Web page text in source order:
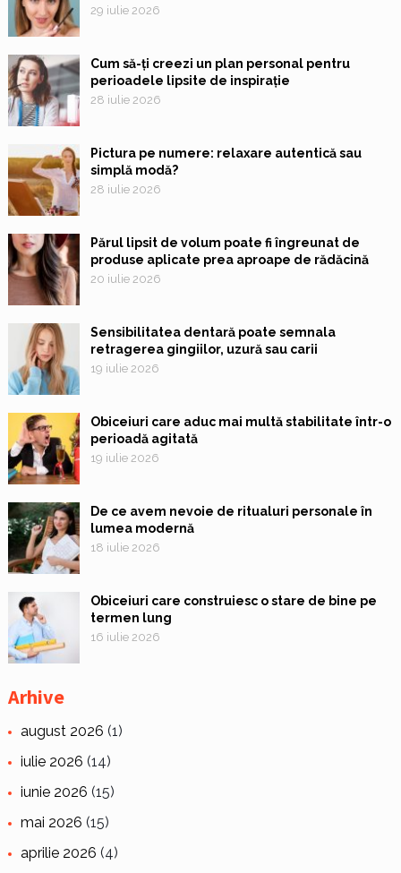
29 iulie 2026
Cum să-ți creezi un plan personal pentru
perioadele lipsite de inspirație
28 iulie 2026
Pictura pe numere: relaxare autentică sau
simplă modă?
28 iulie 2026
Părul lipsit de volum poate fi îngreunat de
produse aplicate prea aproape de rădăcină
20 iulie 2026
Sensibilitatea dentară poate semnala
retragerea gingiilor, uzură sau carii
19 iulie 2026
Obiceiuri care aduc mai multă stabilitate într-o
perioadă agitată
19 iulie 2026
De ce avem nevoie de ritualuri personale în
lumea modernă
18 iulie 2026
Obiceiuri care construiesc o stare de bine pe
termen lung
16 iulie 2026
Arhive
august 2026 (1)
iulie 2026 (14)
iunie 2026 (15)
mai 2026 (15)
aprilie 2026 (4)